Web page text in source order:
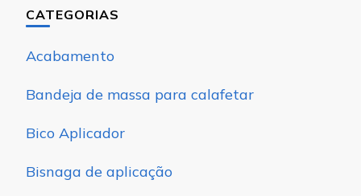
CATEGORIAS
Acabamento
Bandeja de massa para calafetar
Bico Aplicador
Bisnaga de aplicação